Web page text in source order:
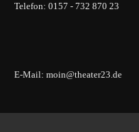
Telefon: 0157 - 732 870 23
E-Mail: moin@theater23.de